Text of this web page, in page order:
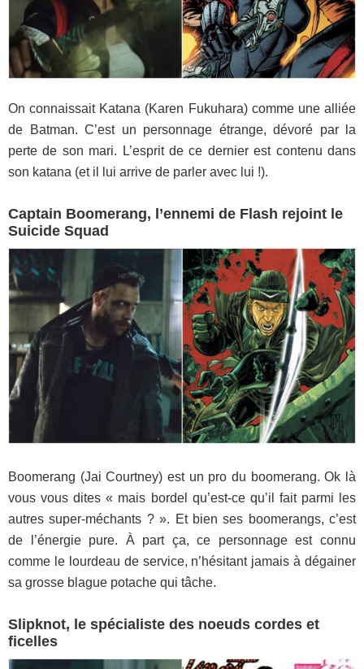
On connaissait Katana (Karen Fukuhara) comme une alliée
de Batman. C’est un personnage étrange, dévoré par la
perte de son mari. L’esprit de ce dernier est contenu dans
son katana (et il lui arrive de parler avec lui !).
Captain Boomerang, l’ennemi de Flash rejoint le
Suicide Squad
Boomerang (Jai Courtney) est un pro du boomerang. Ok là
vous vous dites « mais bordel qu’est-ce qu’il fait parmi les
autres super-méchants ? ». Et bien ses boomerangs, c’est
de l’énergie pure. À part ça, ce personnage est connu
comme le lourdeau de service, n’hésitant jamais à dégainer
sa grosse blague potache qui tâche.
Slipknot, le spécialiste des noeuds cordes et
ficelles